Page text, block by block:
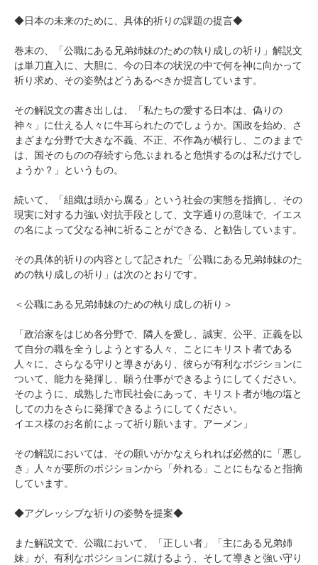
◆日本の未来のために、具体的祈りの課題の提言◆
巻末の、「公職にある兄弟姉妹のための執り成しの祈り」解説文
は単刀直入に、大胆に、今の日本の状況の中で何を神に向かって
祈り求め、その姿勢はどうあるべきか提言しています。
その解説文の書き出しは、「私たちの愛する日本は、偽りの
神々」に仕える人々に牛耳られたのでしょうか。国政を始め、さ
まざまな分野で大きな不義、不正、不作為が横行し、このままで
は、国そのものの存続すら危ぶまれると危惧するのは私だけでし
ょうか？」というもの。
続いて、「組織は頭から腐る」という社会の実態を指摘し、その
現実に対する力強い対抗手段として、文字通りの意味で、イエス
の名によって父なる神に祈ることができる、と勧告しています。
その具体的祈りの内容として記された「公職にある兄弟姉妹のた
めの執り成しの祈り」は次のとおりです。
＜公職にある兄弟姉妹のための執り成しの祈り＞
「政治家をはじめ各分野で、隣人を愛し、誠実、公平、正義を以
て自分の職を全うしようとする人々、ことにキリスト者である
人々に、さらなる守りと導きがあり、彼らが有利なポジションに
ついて、能力を発揮し、願う仕事ができるようにしてください。
そのように、成熟した市民社会にあって、キリスト者が地の塩と
しての力をさらに発揮できるようにしてください。
イエス様のお名前によって祈り願います。アーメン」
その解説においては、その願いがかなえられれば必然的に「悪し
き」人々が要所のポジションから「外れる」ことにもなると指摘
しています。
◆アグレッシブな祈りの姿勢を提案◆
また解説文で、公職において、「正しい者」「主にある兄弟姉
妹」が、有利なポジションに就けるよう、そして導きと強い守り